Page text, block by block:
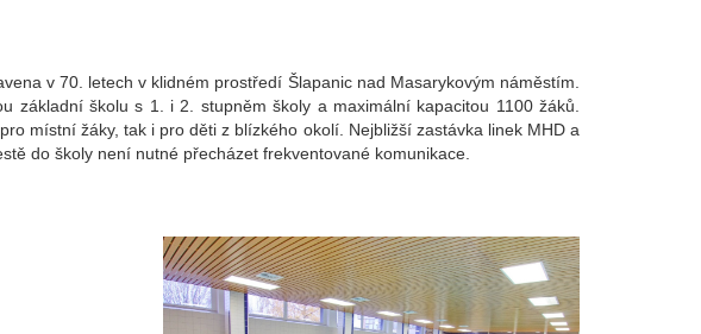
v 70. letech v klidném prostředí Šlapanic nad Masarykovým náměstím.
základní školu s 1. i 2. stupněm školy a maximální kapacitou 1100 žáků.
místní žáky, tak i pro děti z blízkého okolí. Nejbližší zastávka linek MHD a
do školy není nutné přecházet frekventované komunikace.